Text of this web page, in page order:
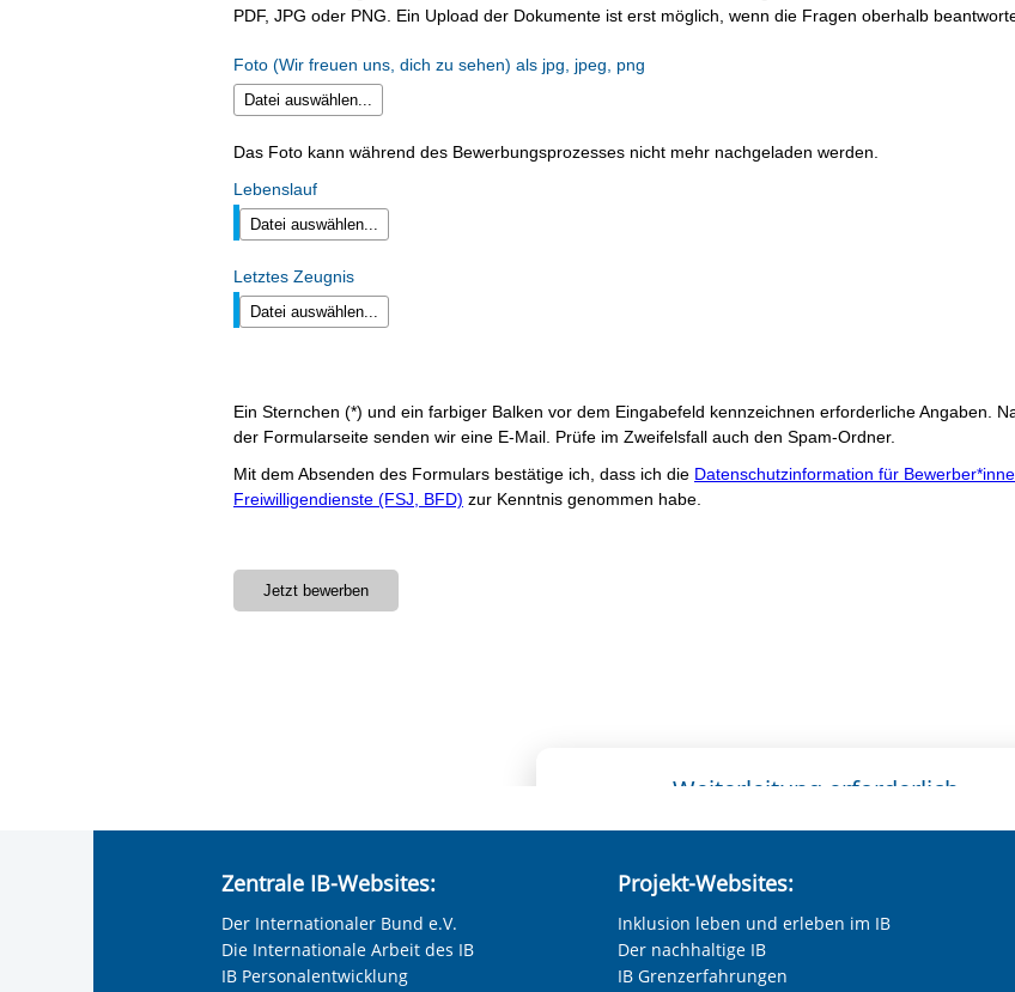
Zentrale IB-Websites:
Der Internationaler Bund e.V.
Die Internationale Arbeit des IB
IB Personalentwicklung
Projekt-Websites:
Inklusion leben und erleben im IB
Der nachhaltige IB
IB Grenzerfahrungen